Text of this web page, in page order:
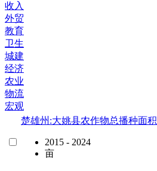
收入
外贸
教育
卫生
城建
经济
农业
物流
宏观
楚雄州:大姚县农作物总播种面积
2015 - 2024
亩